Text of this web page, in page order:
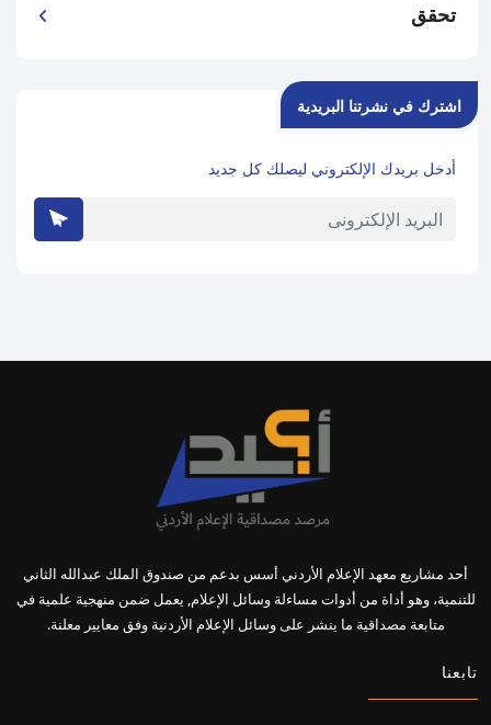
تحقق
اشترك في نشرتنا البريدية
أدخل بريدك الإلكتروني ليصلك كل جديد
أحد مشاريع معهد الإعلام الأردني أسس بدعم من صندوق الملك عبدالله الثاني
للتنمية، وهو أداة من أدوات مساءلة وسائل الإعلام, يعمل ضمن منهجية علمية في
متابعة مصداقية ما ينشر على وسائل الإعلام الأردنية وفق معايير معلنة.
تابعنا